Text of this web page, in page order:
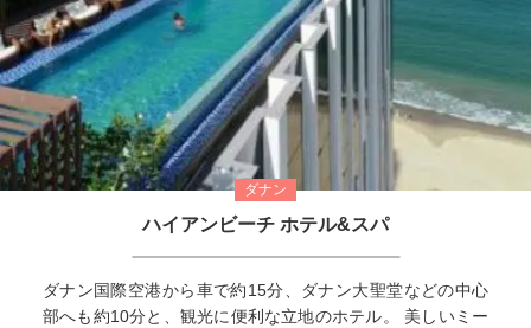
ダナン
ハイアンビーチ ホテル&スパ
ダナン国際空港から車で約15分、ダナン大聖堂などの中心
部へも約10分と、観光に便利な立地のホテル。 美しいミー